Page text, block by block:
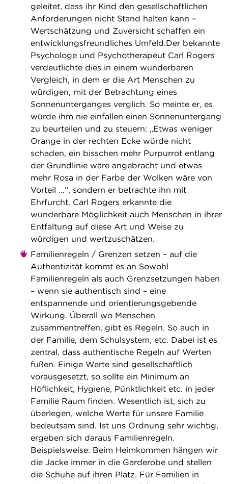
geleitet, dass ihr Kind den gesellschaftlichen
Anforderungen nicht Stand halten kann –
Wertschätzung und Zuversicht schaffen ein
entwicklungsfreundliches Umfeld.Der bekannte
Psychologe und Psychotherapeut Carl Rogers
verdeutlichte dies in einem wunderbaren
Vergleich, in dem er die Art Menschen zu
würdigen, mit der Betrachtung eines
Sonnenunterganges verglich. So meinte er, es
würde ihm nie einfallen einen Sonnenuntergang
zu beurteilen und zu steuern: „Etwas weniger
Orange in der rechten Ecke würde nicht
schaden, ein bisschen mehr Purpurrot entlang
der Grundlinie wäre angebracht und etwas
mehr Rosa in der Farbe der Wolken wäre von
Vorteil …“, sondern er betrachte ihn mit
Ehrfurcht. Carl Rogers erkannte die
wunderbare Möglichkeit auch Menschen in ihrer
Entfaltung auf diese Art und Weise zu
würdigen und wertzuschätzen.
Familienregeln / Grenzen setzen – auf die
Authentizität kommt es an Sowohl
Familienregeln als auch Grenzsetzungen haben
– wenn sie authentisch sind – eine
entspannende und orientierungsgebende
Wirkung. Überall wo Menschen
zusammentreffen, gibt es Regeln. So auch in
der Familie, dem Schulsystem, etc. Dabei ist es
zentral, dass authentische Regeln auf Werten
fußen. Einige Werte sind gesellschaftlich
vorausgesetzt, so sollte ein Minimum an
Höflichkeit, Hygiene, Pünktlichkeit etc. in jeder
Familie Raum finden. Wesentlich ist, sich zu
überlegen, welche Werte für unsere Familie
bedeutsam sind. Ist uns Ordnung sehr wichtig,
ergeben sich daraus Familienregeln.
Beispielsweise: Beim Heimkommen hängen wir
die Jacke immer in die Garderobe und stellen
die Schuhe auf ihren Platz. Für Familien in